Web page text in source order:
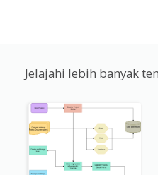
Jelajahi lebih banyak